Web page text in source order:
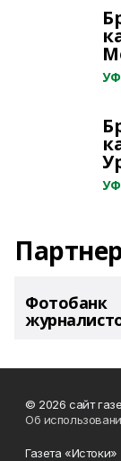
Фотобанк
© 2026 сайт
Об
Газета